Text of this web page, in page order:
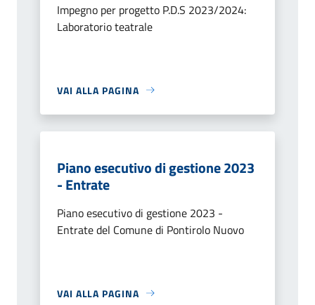
Impegno per progetto P.D.S 2023/2024:
Laboratorio teatrale
VAI ALLA PAGINA
Piano esecutivo di gestione 2023
- Entrate
Piano esecutivo di gestione 2023 -
Entrate del Comune di Pontirolo Nuovo
VAI ALLA PAGINA